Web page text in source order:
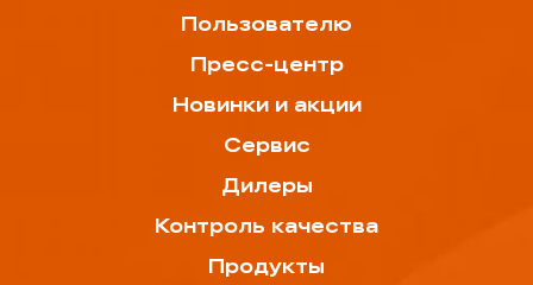
Пользователю
Пресс-центр
Новинки и акции
Сервис
Дилеры
Контроль качества
Продукты